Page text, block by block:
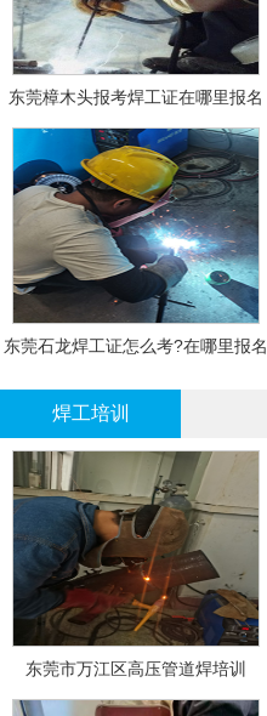
东莞樟木头报考焊工证在哪里报名
东莞石龙焊工证怎么考?在哪里报名
焊工培训
东莞市万江区高压管道焊培训